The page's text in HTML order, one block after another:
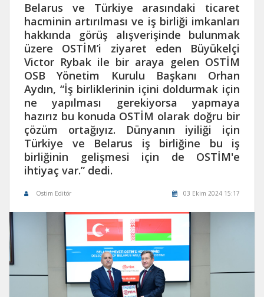
Belarus ve Türkiye arasındaki ticaret
hacminin artırılması ve iş birliği imkanları
hakkında görüş alışverişinde bulunmak
üzere OSTİM’i ziyaret eden Büyükelçi
Victor Rybak ile bir araya gelen OSTİM
OSB Yönetim Kurulu Başkanı Orhan
Aydın, “İş birliklerinin içini doldurmak için
ne yapılması gerekiyorsa yapmaya
hazırız bu konuda OSTİM olarak doğru bir
çözüm ortağıyız. Dünyanın iyiliği için
Türkiye ve Belarus iş birliğine bu iş
birliğinin gelişmesi için de OSTİM'e
ihtiyaç var.” dedi.
Ostim Editör 03 Ekim 2024 15:17